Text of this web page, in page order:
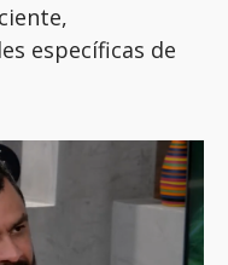
específicas de